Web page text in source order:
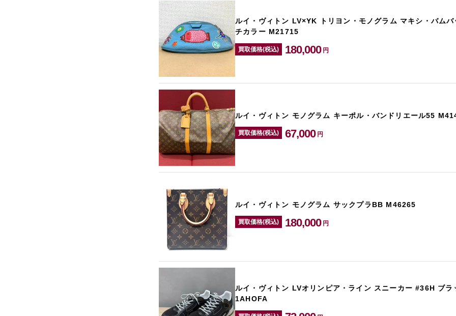
ルイ・ヴィトン LV×YK トリヨン・モノグラム マキシ・バム
チカラー M21715
買取価格(税込) 180,000 円
ルイ・ヴィトン モノグラム キーポル・バンドリエール55
買取価格(税込) 67,000 円
ルイ・ヴィトン モノグラム サックプラBB M46265
買取価格(税込) 180,000 円
ルイ・ヴィトン LVオリンピア・ライン スニーカー #36H ブラ
1AHOFA